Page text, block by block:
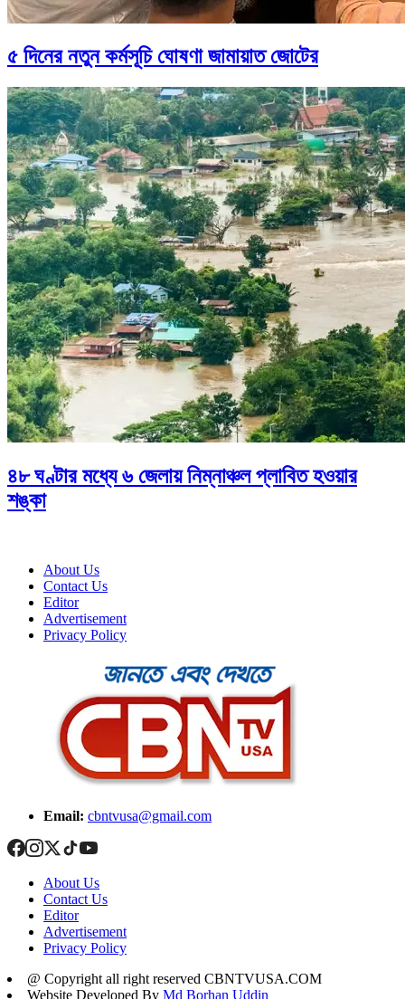
৫ দিনের নতুন কর্মসূচি ঘোষণা জামায়াত জোটের
৪৮ ঘণ্টার মধ্যে ৬ জেলায় নিম্নাঞ্চল প্লাবিত হওয়ার
শঙ্কা
About Us
Contact Us
Editor
Advertisement
Privacy Policy
Email: cbntvusa@gmail.com
About Us
Contact Us
Editor
Advertisement
Privacy Policy
@ Copyright all right reserved CBNTVUSA.COM
Website Developed By Md Borhan Uddin